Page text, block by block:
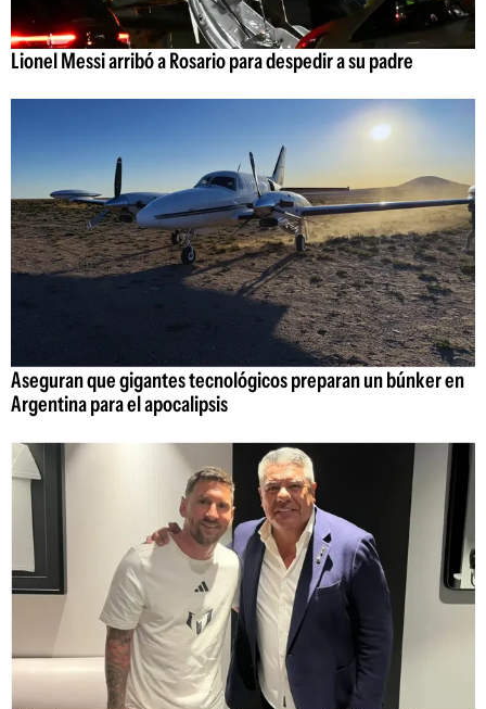
Lionel Messi arribó a Rosario para despedir a su padre
Aseguran que gigantes tecnológicos preparan un búnker en
Argentina para el apocalipsis